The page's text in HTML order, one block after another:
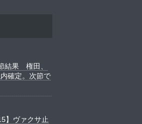
結果 権田、
確定。次節で
】ヴァクサ止